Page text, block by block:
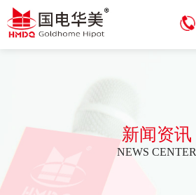
新闻资讯
NEWS CENTER